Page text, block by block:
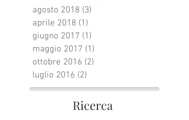
agosto 2018 (3)
aprile 2018 (1)
giugno 2017 (1)
maggio 2017 (1)
ottobre 2016 (2)
luglio 2016 (2)
Ricerca